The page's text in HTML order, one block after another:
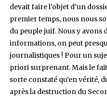
devait faire l’objet d’un
premier temps, nous nous
du peuple juif. Nous y avons
informations, on peut
journalistiques ! Pour un
priori surprenant. Mais le
sorte constaté qu’en vérité,
après la destruction du